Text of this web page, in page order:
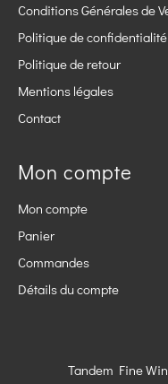
Conditions Générales de
Politique de confidentialité
Politique de retour
Mentions légales
Contact
Mon compte
Mon compte
Panier
Commandes
Détails du compte
Tandem Fine